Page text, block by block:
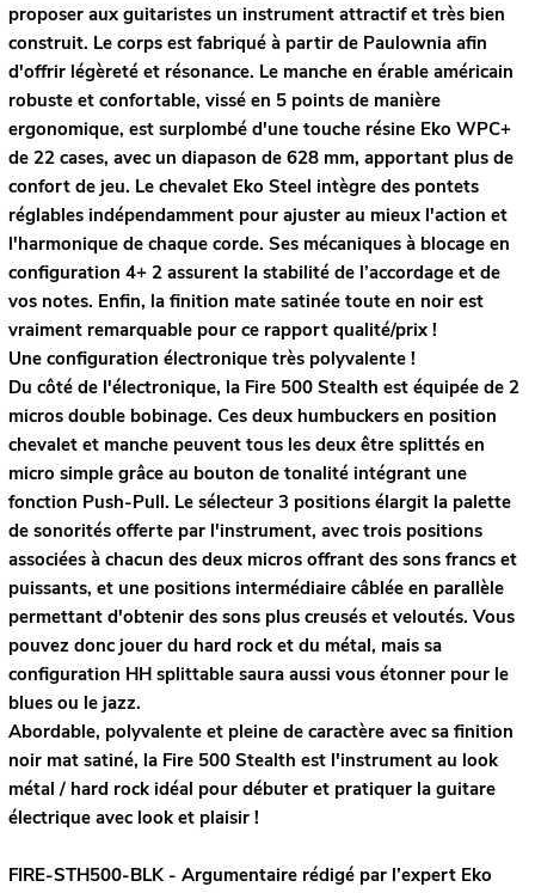
proposer aux guitaristes un instrument attractif et très bien
construit. Le corps est fabriqué à partir de Paulownia afin
d'offrir légèreté et résonance. Le manche en érable américain
robuste et confortable, vissé en 5 points de manière
ergonomique, est surplombé d'une touche résine Eko WPC+
de 22 cases, avec un diapason de 628 mm, apportant plus de
confort de jeu. Le chevalet Eko Steel intègre des pontets
réglables indépendamment pour ajuster au mieux l'action et
l'harmonique de chaque corde. Ses mécaniques à blocage en
configuration 4+ 2 assurent la stabilité de l’accordage et de
vos notes. Enfin, la finition mate satinée toute en noir est
vraiment remarquable pour ce rapport qualité/prix !
Une configuration électronique très polyvalente !
Du côté de l'électronique, la Fire 500 Stealth est équipée de 2
micros double bobinage. Ces deux humbuckers en position
chevalet et manche peuvent tous les deux être splittés en
micro simple grâce au bouton de tonalité intégrant une
fonction Push-Pull. Le sélecteur 3 positions élargit la palette
de sonorités offerte par l'instrument, avec trois positions
associées à chacun des deux micros offrant des sons francs et
puissants, et une positions intermédiaire câblée en parallèle
permettant d'obtenir des sons plus creusés et veloutés. Vous
pouvez donc jouer du hard rock et du métal, mais sa
configuration HH splittable saura aussi vous étonner pour le
blues ou le jazz.
Abordable, polyvalente et pleine de caractère avec sa finition
noir mat satiné, la Fire 500 Stealth est l'instrument au look
métal / hard rock idéal pour débuter et pratiquer la guitare
électrique avec look et plaisir !
FIRE-STH500-BLK - Argumentaire rédigé par l’expert Eko